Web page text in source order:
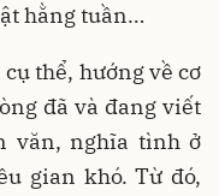
hằng tuần…
thể, hướng về cơ
đã và đang viết
văn, nghĩa tình ở
gian khó. Từ đó,